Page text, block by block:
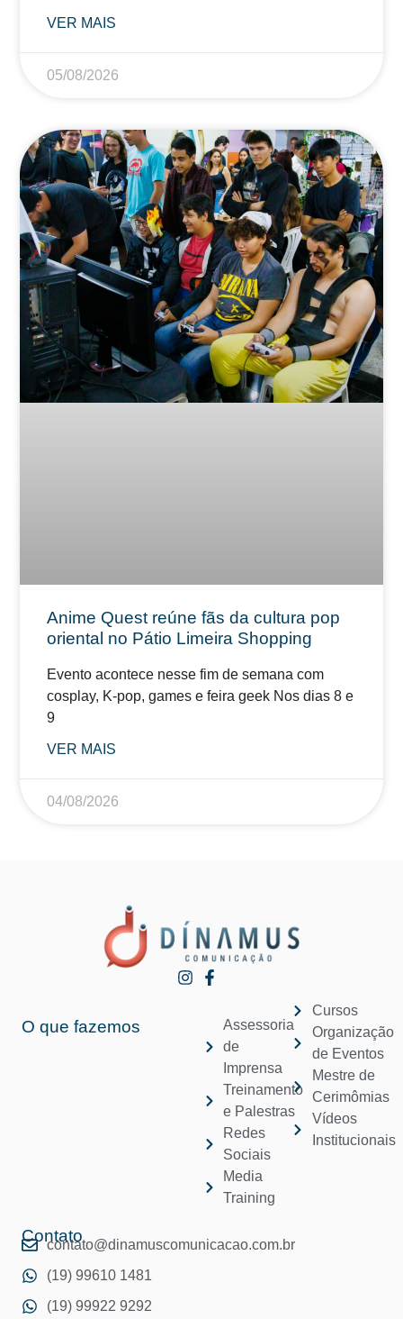
VER MAIS
05/08/2026
Anime Quest reúne fãs da cultura pop
oriental no Pátio Limeira Shopping
Evento acontece nesse fim de semana com
cosplay, K-pop, games e feira geek Nos dias 8 e
9
VER MAIS
04/08/2026
O que fazemos
Assessoria
de
Imprensa
Treinamento
e Palestras
Redes
Sociais
Media
Training
Cursos
Organização
de Eventos
Mestre de
Cerimômias
Vídeos
Institucionais
Contato
contato@dinamuscomunicacao.com.br
(19) 99610 1481
(19) 99922 9292